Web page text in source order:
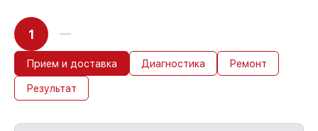
1
Прием и доставка Диагностика Ремонт
Результат